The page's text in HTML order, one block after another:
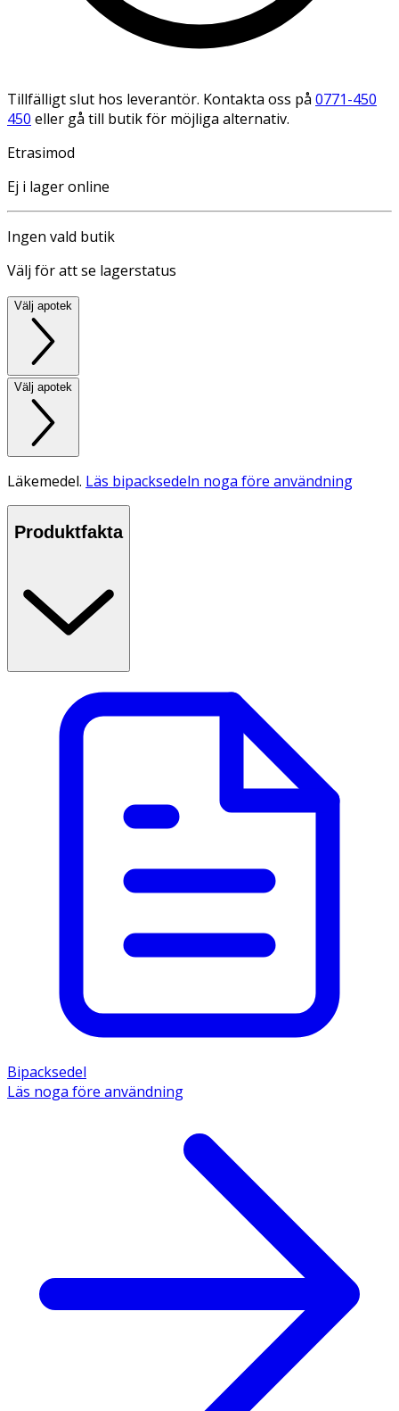
Tillfälligt slut hos leverantör. Kontakta oss på 0771-450
450 eller gå till butik för möjliga alternativ.
Etrasimod
Ej i lager online
Ingen vald butik
Välj för att se lagerstatus
Välj apotek
Välj apotek
Läkemedel. Läs bipacksedeln noga före användning
Produktfakta
Bipacksedel
Läs noga före användning